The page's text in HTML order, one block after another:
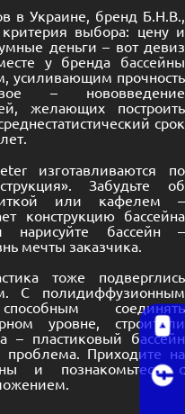
в Украине, бренд Б.Н.В.,
выбора: цену и
деньги – вот девиз
у бренда бассейны
усиливающим прочность
– нововведение
желающих построить
срок
изготавливаются по
Забудьте об
или кафелем –
конструкцию бассейна
нарисуйте бассейн –
мечты заказчика.
тоже подверглись
С полидиффузионным
соединять
уровне, строители
– пластиковый бассейн
Приходите на
и познакомьтесь с